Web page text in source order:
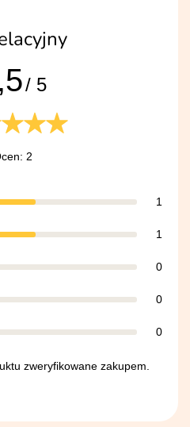
/ 5
2
1
1
0
0
0
zweryfikowane zakupem.